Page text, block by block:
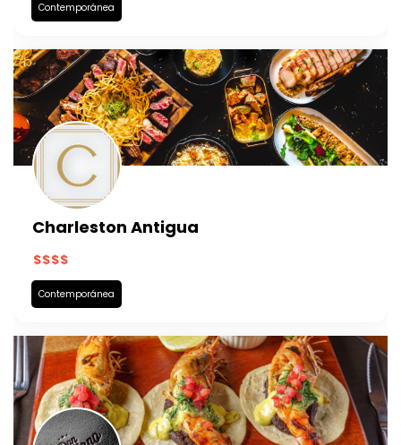
Contemporánea
Charleston Antigua
Contemporánea